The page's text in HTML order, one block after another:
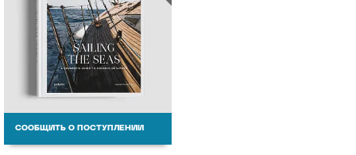
СООБЩИТЬ О ПОСТУПЛЕНИИ